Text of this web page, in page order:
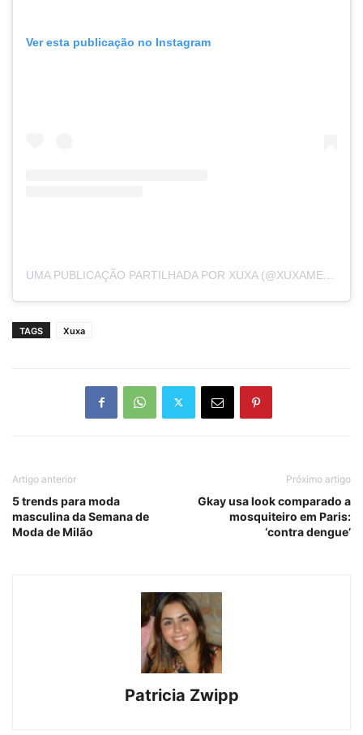
Ver esta publicação no Instagram
UMA PUBLICAÇÃO PARTILHADA POR XUXA (@XUXAMENEGHEL)
TAGS Xuxa
Artigo anterior
5 trends para moda
masculina da Semana de
Moda de Milão
Próximo artigo
Gkay usa look comparado a
mosquiteiro em Paris:
‘contra dengue’
Patricia Zwipp